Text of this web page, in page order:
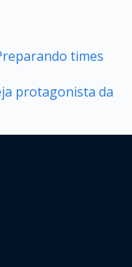
times
protagonista da